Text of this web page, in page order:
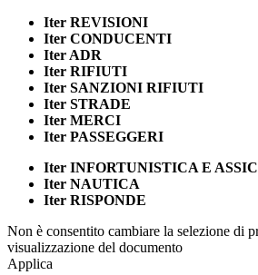
Iter REVISIONI
Iter CONDUCENTI
Iter ADR
Iter RIFIUTI
Iter SANZIONI RIFIUTI
Iter STRADE
Iter MERCI
Iter PASSEGGERI
Iter INFORTUNISTICA E
Iter NAUTICA
Iter RISPONDE
Non è consentito cambiare la selezione di
visualizzazione del documento
Applica